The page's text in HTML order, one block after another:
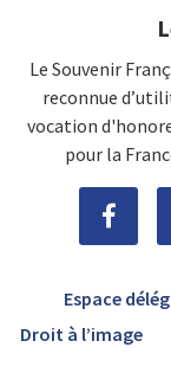
Le Souvenir
reconnue
vocation
pour la
Espace
Droit à l’image